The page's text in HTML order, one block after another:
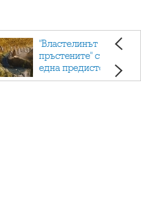
"Властелинът на
пръстените" с още
една предистория